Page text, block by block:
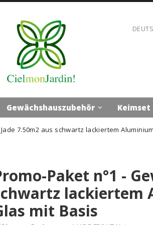

Gewächshauszubehör Keimset
7.50m2 aus schwartz lackiertem
Paket n°1 -
lackiertem
mit Basis